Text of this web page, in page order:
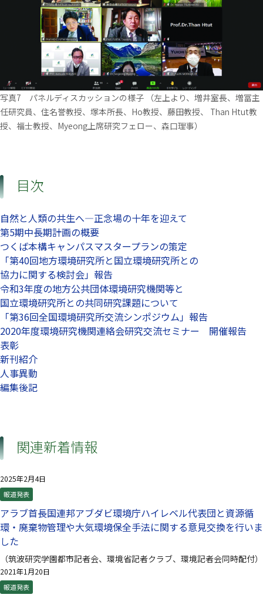
写真7 パネルディスカッションの様子 （左上より、増井室長、増冨主
任研究員、住名誉教授、塚本所長、Ho教授、藤田教授、 Than Htut教
授、福士教授、Myeong上席研究フェロー、森口理事）
目次
自然と人類の共生へ—正念場の十年を迎えて
第5期中長期計画の概要
つくば本構キャンパスマスタープランの策定
「第40回地方環境研究所と国立環境研究所との
協力に関する検討会」報告
令和3年度の地方公共団体環境研究機関等と
国立環境研究所との共同研究課題について
「第36回全国環境研究所交流シンポジウム」報告
2020年度環境研究機関連絡会研究交流セミナー 開催報告
表彰
新刊紹介
人事異動
編集後記
関連新着情報
2025年2月4日
報道発表
アラブ首長国連邦アブダビ環境庁ハイレベル代表団と資源循
環・廃棄物管理や大気環境保全手法に関する意見交換を行いま
した
（筑波研究学園都市記者会、環境省記者クラブ、環境記者会同時配付）
2021年1月20日
報道発表